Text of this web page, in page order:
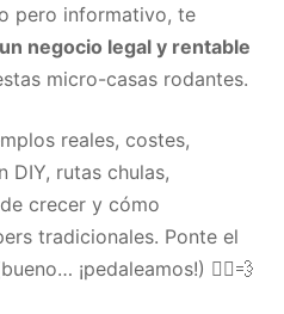
pero informativo, te
negocio legal y rentable
micro-casas rodantes.
reales, costes,
DIY, rutas chulas,
crecer y cómo
tradicionales. Ponte el
¡pedaleamos!) 🚴‍♂️💨